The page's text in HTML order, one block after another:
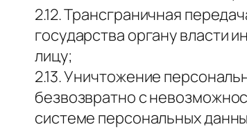
2.12. Трансграничная
государства органу власти
лицу;
2.13. Уничтожение
безвозвратно с
системе персональных